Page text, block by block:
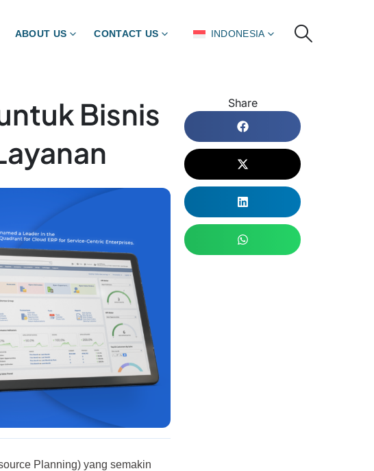
ABOUT US CONTACT US INDONESIA
Bisnis
Planning) yang semakin
Share